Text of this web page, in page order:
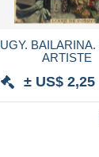
ARTISTE
± US$ 2,25